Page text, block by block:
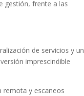
gestión, frente a las
de servicios y un
imprescindible
remota y escaneos